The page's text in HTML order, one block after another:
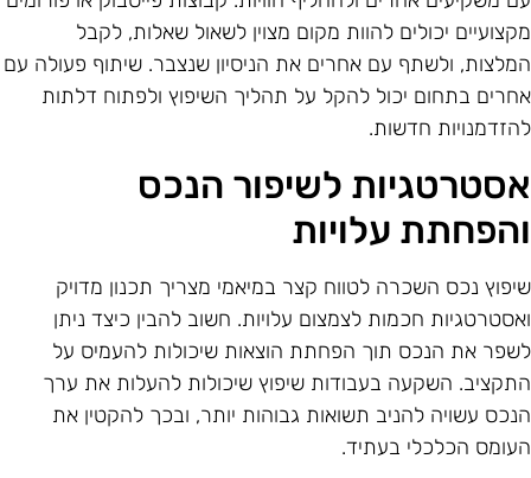
יכולים להוות מקום מצוין לשאול שאלות, לקבל
ולשתף עם אחרים את הניסיון שנצבר. שיתוף פעולה עם
בתחום יכול להקל על תהליך השיפוץ ולפתוח דלתות
חדשות.
לשיפור הנכס
עלויות
נכס השכרה לטווח קצר במיאמי מצריך תכנון מדויק
חכמות לצמצום עלויות. חשוב להבין כיצד ניתן
את הנכס תוך הפחתת הוצאות שיכולות להעמיס על
השקעה בעבודות שיפוץ שיכולות להעלות את ערך
עשויה להניב תשואות גבוהות יותר, ובכך להקטין את
הכלכלי בעתיד.